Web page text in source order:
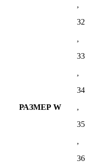
РАЗМЕР W
,
32
,
33
,
34
,
35
,
36